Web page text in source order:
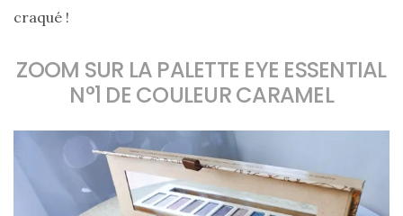
craqué !
ZOOM SUR LA PALETTE EYE ESSENTIAL
N°1 DE COULEUR CARAMEL